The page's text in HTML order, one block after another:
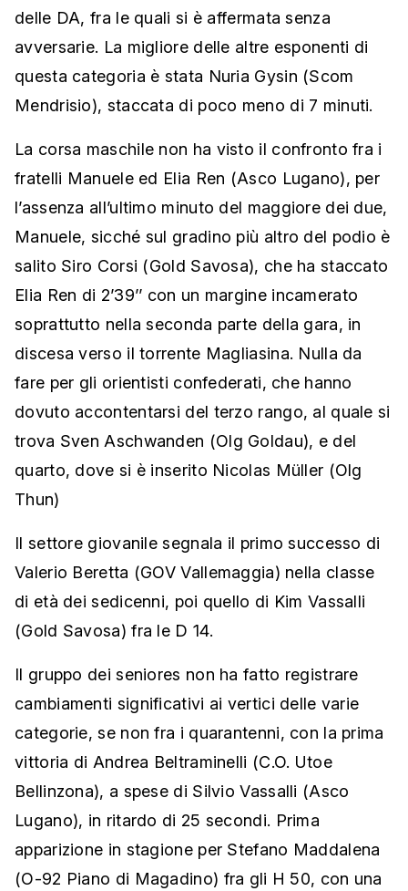
delle DA, fra le quali si è affermata senza
avversarie. La migliore delle altre esponenti di
questa categoria è stata Nuria Gysin (Scom
Mendrisio), staccata di poco meno di 7 minuti.
La corsa maschile non ha visto il confronto fra i
fratelli Manuele ed Elia Ren (Asco Lugano), per
l’assenza all’ultimo minuto del maggiore dei due,
Manuele, sicché sul gradino più altro del podio è
salito Siro Corsi (Gold Savosa), che ha staccato
Elia Ren di 2’39’’ con un margine incamerato
soprattutto nella seconda parte della gara, in
discesa verso il torrente Magliasina. Nulla da
fare per gli orientisti confederati, che hanno
dovuto accontentarsi del terzo rango, al quale si
trova Sven Aschwanden (Olg Goldau), e del
quarto, dove si è inserito Nicolas Müller (Olg
Thun)
Il settore giovanile segnala il primo successo di
Valerio Beretta (GOV Vallemaggia) nella classe
di età dei sedicenni, poi quello di Kim Vassalli
(Gold Savosa) fra le D 14.
Il gruppo dei seniores non ha fatto registrare
cambiamenti significativi ai vertici delle varie
categorie, se non fra i quarantenni, con la prima
vittoria di Andrea Beltraminelli (C.O. Utoe
Bellinzona), a spese di Silvio Vassalli (Asco
Lugano), in ritardo di 25 secondi. Prima
apparizione in stagione per Stefano Maddalena
(O-92 Piano di Magadino) fra gli H 50, con una